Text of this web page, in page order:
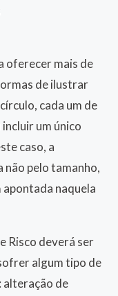
oferecer mais de
de ilustrar
cada um de
um único
caso, a
pelo tamanho,
naquela
Risco deverá ser
algum tipo de
alteração de